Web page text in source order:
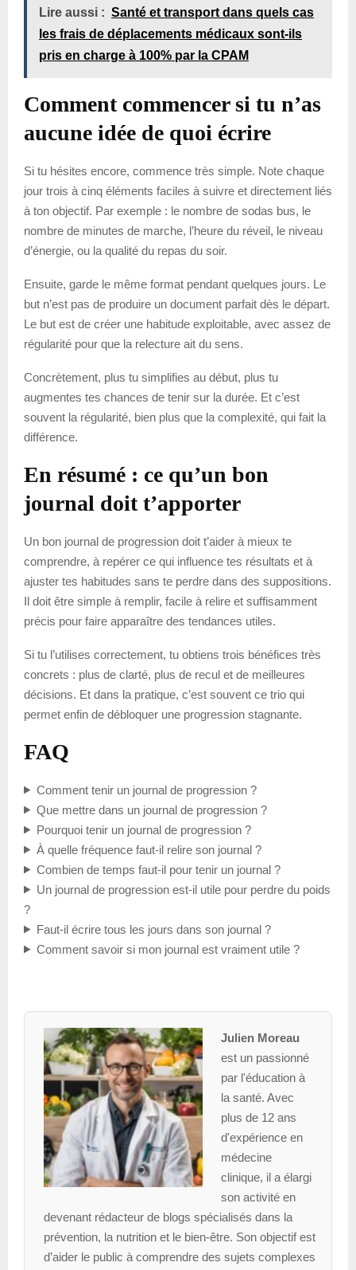
Lire aussi : Santé et transport dans quels cas
les frais de déplacements médicaux sont-ils
pris en charge à 100% par la CPAM
Comment commencer si tu n’as
aucune idée de quoi écrire
Si tu hésites encore, commence très simple. Note chaque
jour trois à cinq éléments faciles à suivre et directement liés
à ton objectif. Par exemple : le nombre de sodas bus, le
nombre de minutes de marche, l’heure du réveil, le niveau
d’énergie, ou la qualité du repas du soir.
Ensuite, garde le même format pendant quelques jours. Le
but n’est pas de produire un document parfait dès le départ.
Le but est de créer une habitude exploitable, avec assez de
régularité pour que la relecture ait du sens.
Concrètement, plus tu simplifies au début, plus tu
augmentes tes chances de tenir sur la durée. Et c’est
souvent la régularité, bien plus que la complexité, qui fait la
différence.
En résumé : ce qu’un bon
journal doit t’apporter
Un bon journal de progression doit t’aider à mieux te
comprendre, à repérer ce qui influence tes résultats et à
ajuster tes habitudes sans te perdre dans des suppositions.
Il doit être simple à remplir, facile à relire et suffisamment
précis pour faire apparaître des tendances utiles.
Si tu l’utilises correctement, tu obtiens trois bénéfices très
concrets : plus de clarté, plus de recul et de meilleures
décisions. Et dans la pratique, c’est souvent ce trio qui
permet enfin de débloquer une progression stagnante.
FAQ
Comment tenir un journal de progression ?
Que mettre dans un journal de progression ?
Pourquoi tenir un journal de progression ?
À quelle fréquence faut-il relire son journal ?
Combien de temps faut-il pour tenir un journal ?
Un journal de progression est-il utile pour perdre du poids
?
Faut-il écrire tous les jours dans son journal ?
Comment savoir si mon journal est vraiment utile ?
Julien Moreau
est un passionné
par l'éducation à
la santé. Avec
plus de 12 ans
d'expérience en
médecine
clinique, il a élargi
son activité en
devenant rédacteur de blogs spécialisés dans la
prévention, la nutrition et le bien-être. Son objectif est
d’aider le public à comprendre des sujets complexes